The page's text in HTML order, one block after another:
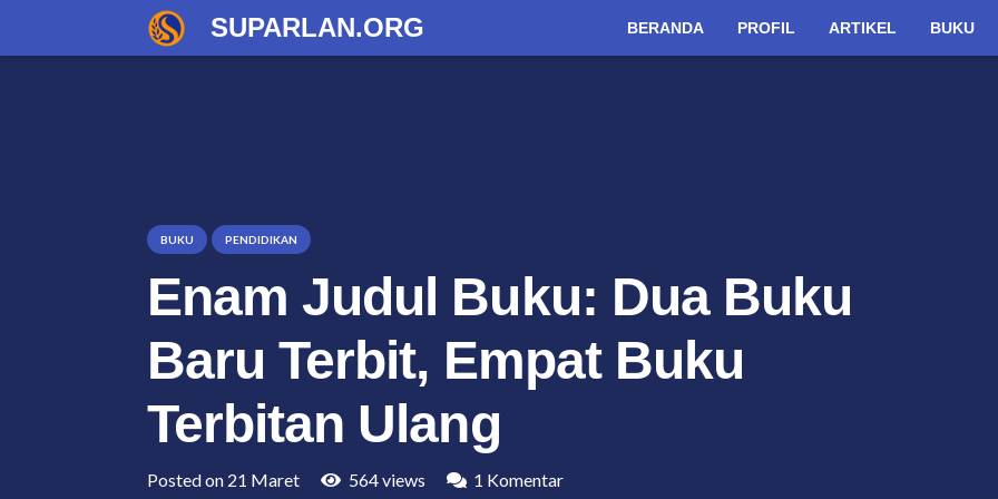
SUPARLAN.ORG BERANDA PROFIL ARTIKEL BUKU
BUKU PENDIDIKAN
Enam Judul Buku: Dua Buku
Baru Terbit, Empat Buku
Terbitan Ulang
Posted on 21 Maret 564views 1 Komentar